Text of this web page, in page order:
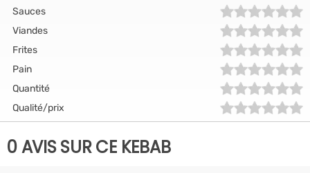
Sauces
Viandes
Frites
Pain
Quantité
Qualité/prix
0 AVIS SUR CE KEBAB